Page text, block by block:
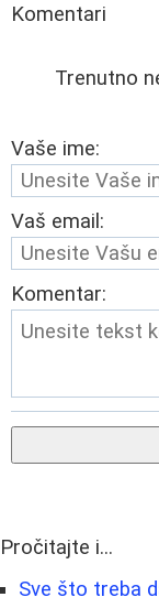
Komentari
Trenutno
Vaše ime:
Vaš email:
Komentar:
Pročitajte i...
Sve što treba